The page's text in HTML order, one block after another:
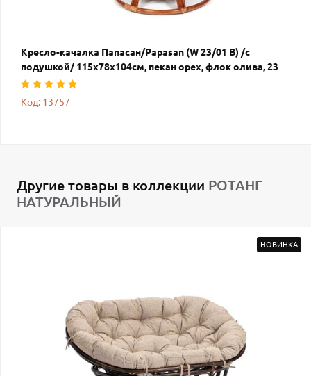
Кресло-качалка Папасан/Papasan (W 23/01 B) /с
подушкой/ 115х78х104см, пекан орех, флок олива, 23
Код: 13757
Другие товары в коллекции РОТАНГ
НАТУРАЛЬНЫЙ
НОВИНКА